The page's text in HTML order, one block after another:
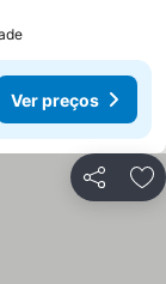
Ver preços
Partilhar